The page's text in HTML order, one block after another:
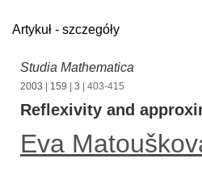
Artykuł - szczegóły
Studia Mathematica
2003 159 3 | 403-415
Reflexivity and
Eva